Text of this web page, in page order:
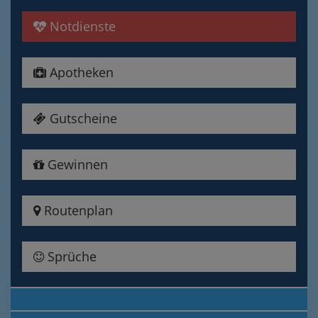
Notdienste
Apotheken
Gutscheine
Gewinnen
Routenplan
Sprüche